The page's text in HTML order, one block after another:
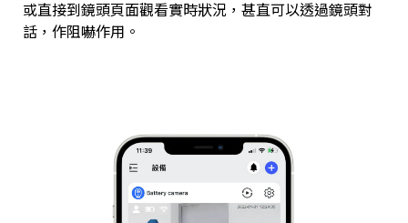
或直接到鏡頭頁面觀看實時狀況，甚直可以透過鏡頭對
話，作阻嚇作用。